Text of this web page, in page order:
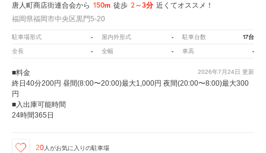
唐人町商店街連合会から 150m 徒歩 2～3分 近くてオススメ！
福岡県福岡市中央区黒門5-20
駐車場形式 - 屋内外形式 - 駐車台数 17台
全長 - 全幅 - 車高 -
2026年7月24日 更新
■料金
終日40分200円 昼間(8:00〜20:00)最大1,000円 夜間(20:00〜8:00)最大300
円
■入出庫可能時間
24時間365日
20 人がお気に入りの駐車場